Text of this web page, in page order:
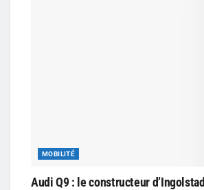
MOBILITÉ
Audi Q9 : le constructeur